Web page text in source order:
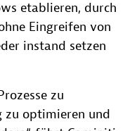
etablieren, durch
Eingreifen von
instand setzen
zu
zu optimieren und